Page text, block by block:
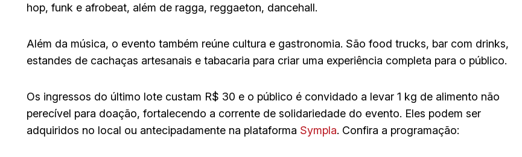
hop, funk e afrobeat, além de ragga, reggaeton, dancehall.
Além da música, o evento também reúne cultura e gastronomia. São food trucks, bar com drinks,
estandes de cachaças artesanais e tabacaria para criar uma experiência completa para o público.
Os ingressos do último lote custam R$ 30 e o público é convidado a levar 1 kg de alimento não
perecível para doação, fortalecendo a corrente de solidariedade do evento. Eles podem ser
adquiridos no local ou antecipadamente na plataforma Sympla. Confira a programação: